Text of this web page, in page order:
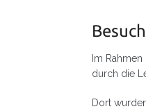
Im
durch die
Dort